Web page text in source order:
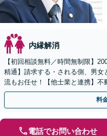
内縁解消
【初回相談無料／時間無制限】
精通】請求する・される側、男
流もお任せ！【他士業と連携】
も！【夜間・休日面談可】【子連
料
電話でお問い合わせ